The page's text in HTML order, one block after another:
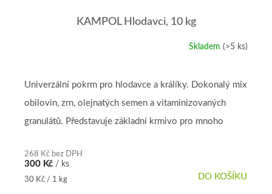
KAMPOL Hlodavci, 10 kg
je
z
5
Skladem(>5 ks)
268 Kč bez DPH
300 Kč / ks
Měrná
30 Kč / 1 kg DO KOŠÍKU
Univerzální pokrm pro hlodavce a králíky. Dokonalý mix
obilovin, zrn, olejnatých semen a vitaminizovaných
granulátů. Představuje základní krmivo pro mnoho